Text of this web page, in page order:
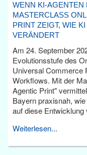
WENN KI-AGENTEN
MASTERCLASS
PRINT ZEIGT, WIE
VERÄNDERT
Am 24. September
Evolutionsstufe des
Universal Commerce
Workflows. Mit der
Agentic Print"
Bayern praxisnah,
auf diese Entwicklung
Weiterlesen...